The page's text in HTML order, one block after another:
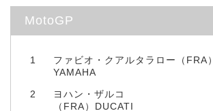
MotoGP
1
ファビオ・クアルタラロー（FRA）
YAMAHA
2
ヨハン・ザルコ
（FRA）DUCATI